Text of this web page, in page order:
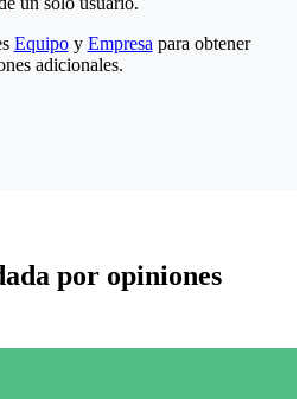
Equipoy Empresa para obtener
adicionales.
por opiniones